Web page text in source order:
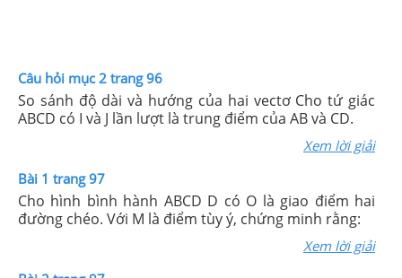
Câu hỏi mục 2 trang 96
So sánh độ dài và hướng của hai vectơ Cho tứ giác
ABCD có I và J lần lượt là trung điểm của AB và CD.
Xem lời giải
Bài 1 trang 97
Cho hình bình hành ABCD D có O là giao điểm hai
đường chéo. Với M là điểm tùy ý, chứng minh rằng:
Xem lời giải